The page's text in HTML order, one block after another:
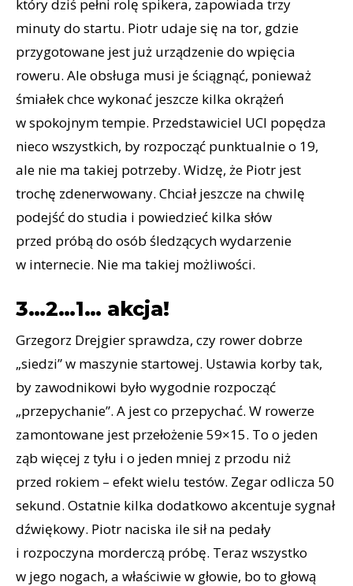
który dziś pełni rolę spikera, zapowiada trzy
minuty do startu. Piotr udaje się na tor, gdzie
przygotowane jest już urządzenie do wpięcia
roweru. Ale obsługa musi je ściągnąć, ponieważ
śmiałek chce wykonać jeszcze kilka okrążeń
w spokojnym tempie. Przedstawiciel UCI popędza
nieco wszystkich, by rozpocząć punktualnie o 19,
ale nie ma takiej potrzeby. Widzę, że Piotr jest
trochę zdenerwowany. Chciał jeszcze na chwilę
podejść do studia i powiedzieć kilka słów
przed próbą do osób śledzących wydarzenie
w internecie. Nie ma takiej możliwości.
3…2…1… akcja!
Grzegorz Drejgier sprawdza, czy rower dobrze
„siedzi” w maszynie startowej. Ustawia korby tak,
by zawodnikowi było wygodnie rozpocząć
„przepychanie”. A jest co przepychać. W rowerze
zamontowane jest przełożenie 59×15. To o jeden
ząb więcej z tyłu i o jeden mniej z przodu niż
przed rokiem – efekt wielu testów. Zegar odlicza 50
sekund. Ostatnie kilka dodatkowo akcentuje sygnał
dźwiękowy. Piotr naciska ile sił na pedały
i rozpoczyna morderczą próbę. Teraz wszystko
w jego nogach, a właściwie w głowie, bo to głową